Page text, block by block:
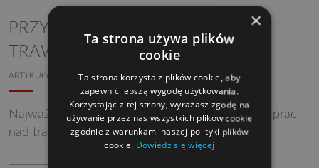
PRZYGOTOWANIE TERENU POD
TRAWNIK
ARTYKUŁY WOKÓŁ DOMU OGRÓD
Najważniejsze informacje dotyczące wstępnych prac
nad trawnikiem.
×
Ta strona używa plików
cookie
Ta strona korzysta z plików cookie, aby
zapewnić lepszą wygodę użytkowania.
Korzystając z tej strony, wyrażasz zgodę na
używanie przez nas wszystkich plików cookie
zgodnie z warunkami naszej polityki plików
cookie. Dowiedz się więcej